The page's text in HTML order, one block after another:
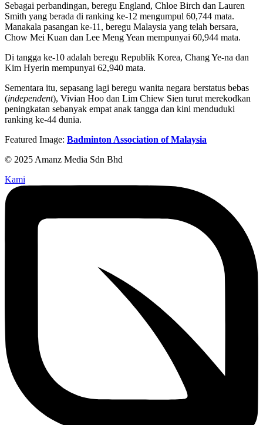
Sebagai perbandingan, beregu England, Chloe Birch dan Lauren
Smith yang berada di ranking ke-12 mengumpul 60,744 mata.
Manakala pasangan ke-11, beregu Malaysia yang telah bersara,
Chow Mei Kuan dan Lee Meng Yean mempunyai 60,944 mata.
Di tangga ke-10 adalah beregu Republik Korea, Chang Ye-na dan
Kim Hyerin mempunyai 62,940 mata.
Sementara itu, sepasang lagi beregu wanita negara berstatus bebas
(independent), Vivian Hoo dan Lim Chiew Sien turut merekodkan
peningkatan sebanyak empat anak tangga dan kini menduduki
ranking ke-44 dunia.
Featured Image: Badminton Association of Malaysia
© 2025 Amanz Media Sdn Bhd
Kami